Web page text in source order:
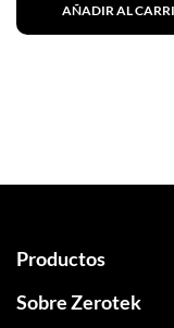
AÑADIR AL
Productos
Sobre Zerotek